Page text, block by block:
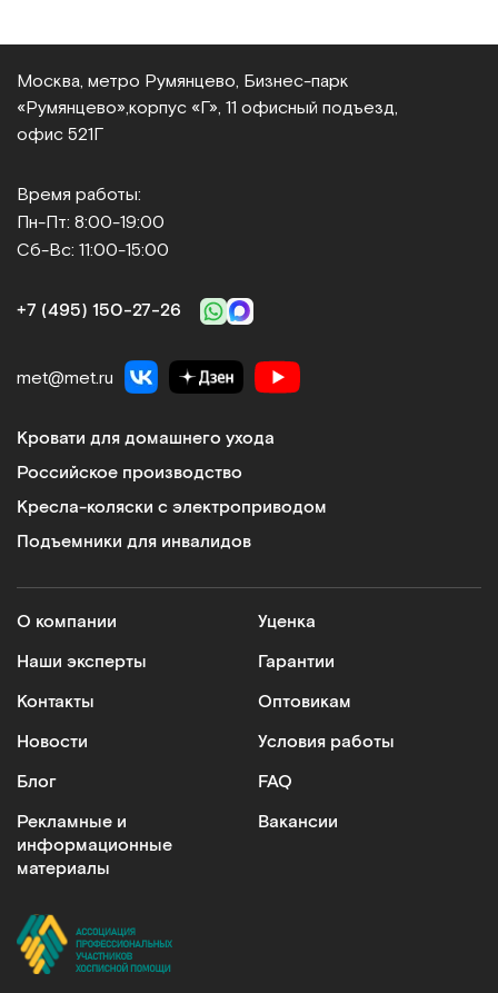
Москва, метро Румянцево, Бизнес‑парк
«Румянцево», корпус «Г», 11 офисный подъезд,
офис 521Г
Время работы:
Пн-Пт: 8:00-19:00
Сб-Вс: 11:00-15:00
+7 (495) 150‑27‑26
met@met.ru
Кровати для домашнего ухода
Российское производство
Кресла-коляски с электроприводом
Подъемники для инвалидов
О компании
Наши эксперты
Контакты
Новости
Блог
Рекламные и
информационные
материалы
Уценка
Гарантии
Оптовикам
Условия работы
FAQ
Вакансии